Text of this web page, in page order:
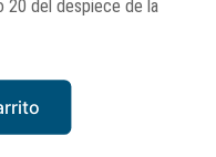
20 del despiece de la